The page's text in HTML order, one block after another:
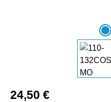
24,50 €